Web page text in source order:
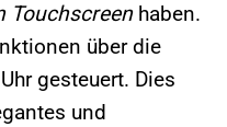
Touchscreenhaben.
über die
gesteuert. Dies
und